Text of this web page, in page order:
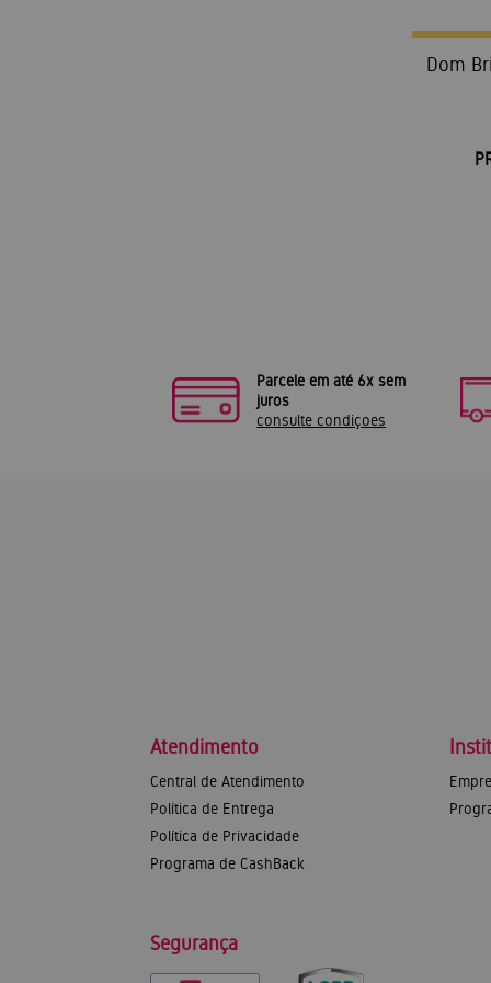
Dom
Parcele em até 6x sem
juros
consulte condiçoes
Atendimento
Central de Atendimento
Política de Entrega
Política de Privacidade
Programa de CashBack
Segurança